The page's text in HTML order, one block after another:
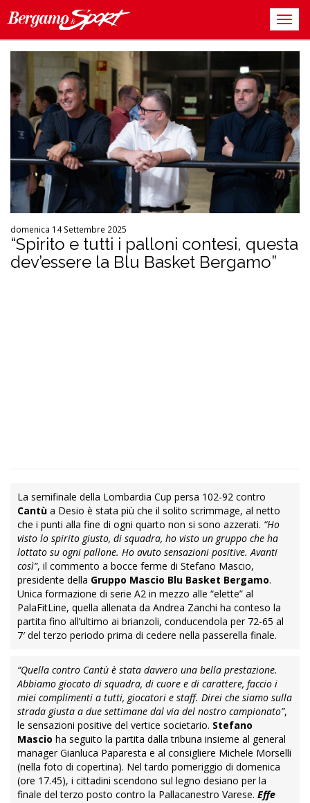
domenica 14 Settembre 2025
“Spirito e tutti i palloni contesi, questa
dev’essere la Blu Basket Bergamo”
La semifinale della Lombardia Cup persa 102-92 contro
Cantù a Desio è stata più che il solito scrimmage, al netto
che i punti alla fine di ogni quarto non si sono azzerati. “Ho
visto lo spirito giusto, di squadra, ho visto un gruppo che ha
lottato su ogni pallone. Ho avuto sensazioni positive. Avanti
così”, il commento a bocce ferme di Stefano Mascio,
presidente della Gruppo Mascio Blu Basket Bergamo.
Unica formazione di serie A2 in mezzo alle “elette” al
PalaFitLine, quella allenata da Andrea Zanchi ha conteso la
partita fino all’ultimo ai brianzoli, conducendola per 72-65 al
7′ del terzo periodo prima di cedere nella passerella finale.
“Quella contro Cantù è stata davvero una bella prestazione.
Abbiamo giocato di squadra, di cuore e di carattere, faccio i
miei complimenti a tutti, giocatori e staff. Direi che siamo sulla
strada giusta a due settimane dal via del nostro campionato”,
le sensazioni positive del vertice societario. Stefano
Mascio ha seguito la partita dalla tribuna insieme al general
manager Gianluca Paparesta e al consigliere Michele Morselli
(nella foto di copertina). Nel tardo pomeriggio di domenica
(ore 17.45), i cittadini scendono sul legno desiano per la
finale del terzo posto contro la Pallacanestro Varese. Effe